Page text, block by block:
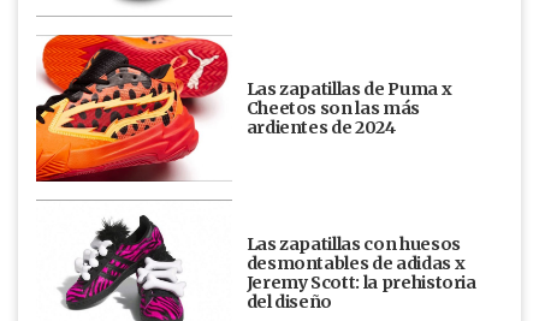
Las zapatillas de Puma x
Cheetos son las más
ardientes de 2024
Las zapatillas con huesos
desmontables de adidas x
Jeremy Scott: la prehistoria
del diseño